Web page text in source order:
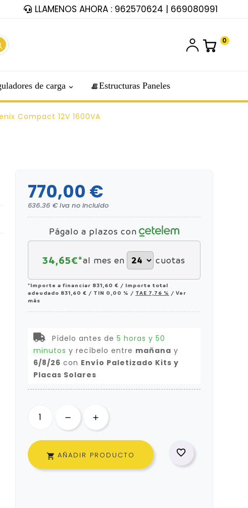
LLAMENOS AHORA : 962570624 | 669080991
0
de carga Estructuras Paneles
Compact 12V 1600VA
770,00 €
636.36 € iva no incluido
Págalo a plazos con
34,65€*al mes en cuotas
*Importe a financiar 831,60 € / Importe total
adeudado 831,60 € / TIN 0,00 % / TAE 7,76 % / Ver
más
Pídelo antes de 5 horas y 50
minutos y recíbelo entre mañana y
6/8/26 con Envío Paletizado Kits y
Placas Solares
 AÑADIR PRODUCTO 